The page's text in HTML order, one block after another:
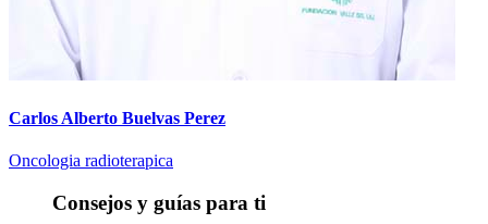
Carlos Alberto Buelvas Perez
Oncologia radioterapica
Consejos y guías para ti